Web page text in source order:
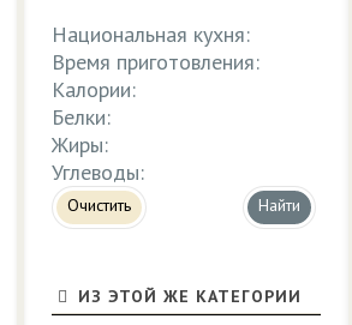
Национальная кухня:
Время приготовления:
Калории:
Белки:
Жиры:
Углеводы:
Очистить
ИЗ ЭТОЙ ЖЕ КАТЕГОРИИ